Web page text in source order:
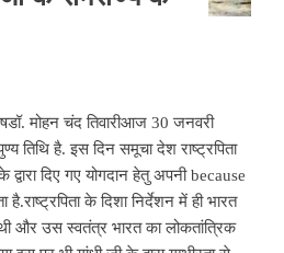
मोहन चंद तिवारीआज 30 जनवरी
पुण्य तिथि है. इस दिन समूचा देश राष्ट्रपिता
दिए गए योगदान हेतु अपनी because
है.राष्ट्रपिता के दिशा निर्देशन में ही भारत
और उस स्वतंत्र भारत का लोकतांत्रिक